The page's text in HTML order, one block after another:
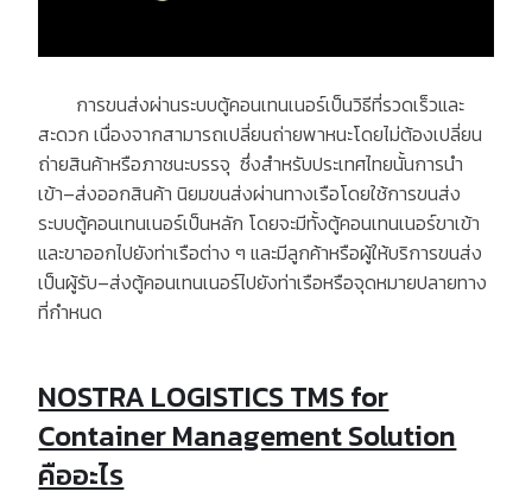
การขนส่งผ่านระบบตู้คอนเทนเนอร์เป็นวิธีที่รวดเร็วและ
สะดวก เนื่องจากสามารถเปลี่ยนถ่ายพาหนะโดยไม่ต้องเปลี่ยน
ถ่ายสินค้าหรือภาชนะบรรจุ ซึ่งสำหรับประเทศไทยนั้นการนำ
เข้า–ส่งออกสินค้า นิยมขนส่งผ่านทางเรือโดยใช้การขนส่ง
ระบบตู้คอนเทนเนอร์เป็นหลัก โดยจะมีทั้งตู้คอนเทนเนอร์ขาเข้า
และขาออกไปยังท่าเรือต่าง ๆ และมีลูกค้าหรือผู้ให้บริการขนส่ง
เป็นผู้รับ–ส่งตู้คอนเทนเนอร์ไปยังท่าเรือหรือจุดหมายปลายทาง
ที่กำหนด
NOSTRA LOGISTICS TMS for
Container Management Solution
คืออะไร